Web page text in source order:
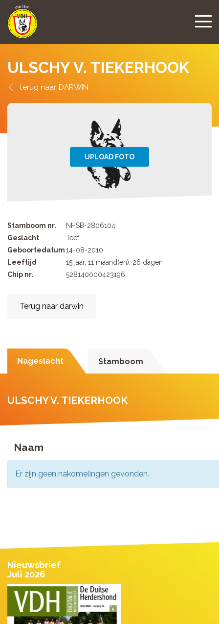
ULSCHY V. TIEKERHOOK
DARWIN
Stamboom nr.
NHSB-2806104
Geslacht
Teef
Geboortedatum14-08-2010
Leeftijd
15 jaar, 11 maand(en), 26 dagen
Chip nr.
528140000423196
Terug naar darwin
Nageslacht Stamboom
ULSCHY V. TIEKERHOOK
Naam
Er zijn geen nakomelingen gevonden.
Nieuwsbrief
Juli 2026